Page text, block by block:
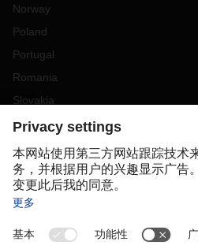
Norway
Poland
Portugal
Romania
Slovakia
Spain
Sweden
Switzerland(DE FR)
Turkey
OCEANIA